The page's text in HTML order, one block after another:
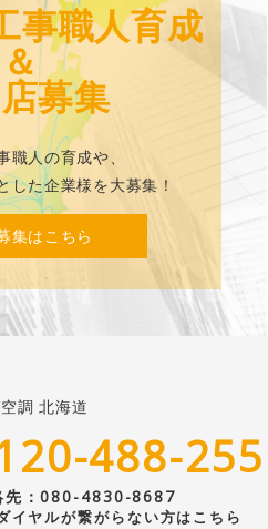
事職人育成
＆
募集
職人の育成や、
した企業様を大募集！
集はこちら
488-255
先：080-4830-8687
イヤルが繋がらない方はこちら